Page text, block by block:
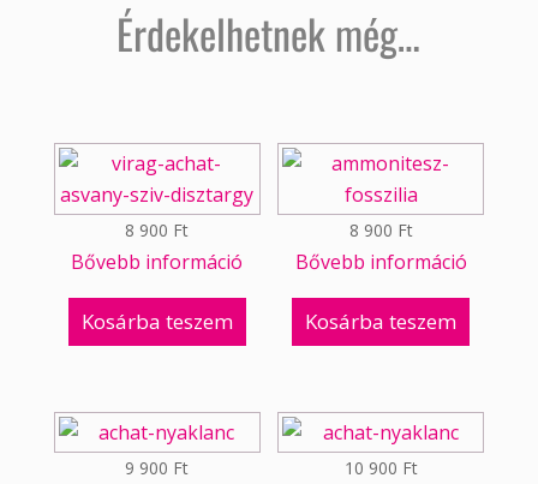
Érdekelhetnek még…
8 900 Ft
Bővebb információ
Kosárba teszem
8 900 Ft
Bővebb információ
Kosárba teszem
9 900 Ft 10 900 Ft